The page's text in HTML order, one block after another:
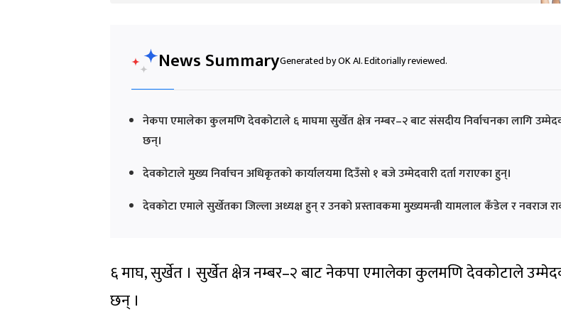
News SummaryGenerated by OK AI. Editorially reviewed.
नेकपा एमालेका कुलमणि देवकोटाले ६ माघमा सुर्खेत क्षेत्र नम्बर–२ बाट संसदीय निर्वाचनका लागि
छन्।
देवकोटाले मुख्य निर्वाचन अधिकृतको कार्यालयमा दिउँसो १ बजे उम्मेदवारी दर्ता गराएका हुन्।
देवकोटा एमाले सुर्खेतका जिल्ला अध्यक्ष हुन् र उनको प्रस्तावकमा मुख्यमन्त्री यामलाल कँडेल र नवराज
६ माघ, सुर्खेत । सुर्खेत क्षेत्र नम्बर–२ बाट नेकपा एमालेका कुलमणि देवकोटाले
छन् ।